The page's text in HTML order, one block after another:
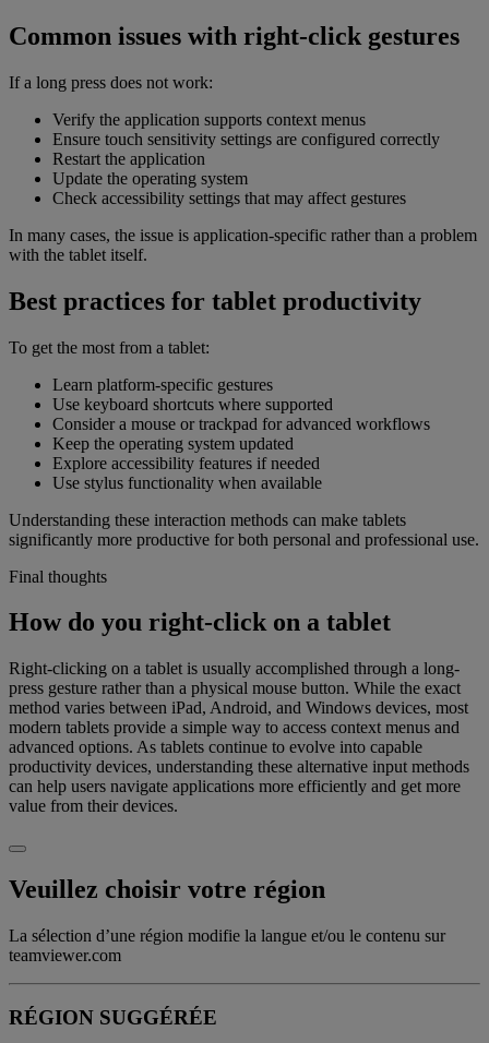
Common issues with right-click gestures
If a long press does not work:
Verify the application supports context menus
Ensure touch sensitivity settings are configured correctly
Restart the application
Update the operating system
Check accessibility settings that may affect gestures
In many cases, the issue is application-specific rather than a problem
with the tablet itself.
Best practices for tablet productivity
To get the most from a tablet:
Learn platform-specific gestures
Use keyboard shortcuts where supported
Consider a mouse or trackpad for advanced workflows
Keep the operating system updated
Explore accessibility features if needed
Use stylus functionality when available
Understanding these interaction methods can make tablets
significantly more productive for both personal and professional use.
Final thoughts
How do you right-click on a tablet
Right-clicking on a tablet is usually accomplished through a long-
press gesture rather than a physical mouse button. While the exact
method varies between iPad, Android, and Windows devices, most
modern tablets provide a simple way to access context menus and
advanced options. As tablets continue to evolve into capable
productivity devices, understanding these alternative input methods
can help users navigate applications more efficiently and get more
value from their devices.
Veuillez choisir votre région
La sélection d’une région modifie la langue et/ou le contenu sur
teamviewer.com
RÉGION SUGGÉRÉE